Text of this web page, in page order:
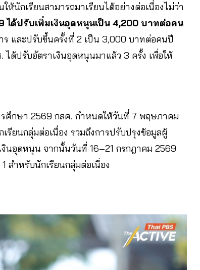
นักเรียนสามารถมาเรียนได้อย่างต่อเนื่องไม่ว่า
ได้ปรับเพิ่มเงินอุดหนุนเป็น 4,200 บาทต่อคน
ร และปรับขึ้นครั้งที่ 2 เป็น 3,000 บาทต่อคนปี
ได้ปรับอัตราเงินอุดหนุนมาแล้ว 3 ครั้ง เพื่อให้
ศึกษา 2569 กสศ. กำหนดให้วันที่ 7 พฤษภาคม
ยนกลุ่มต่อเนื่อง รวมถึงการปรับปรุงข้อมูลผู้
นอุดหนุน จากนั้นวันที่ 16–21 กรกฎาคม 2569
สำหรับนักเรียนกลุ่มต่อเนื่อง